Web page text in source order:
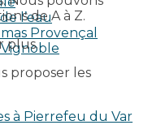
l’eau
Provençal
de A à Z.
plus.
proposer les
à Pierrefeu du Var